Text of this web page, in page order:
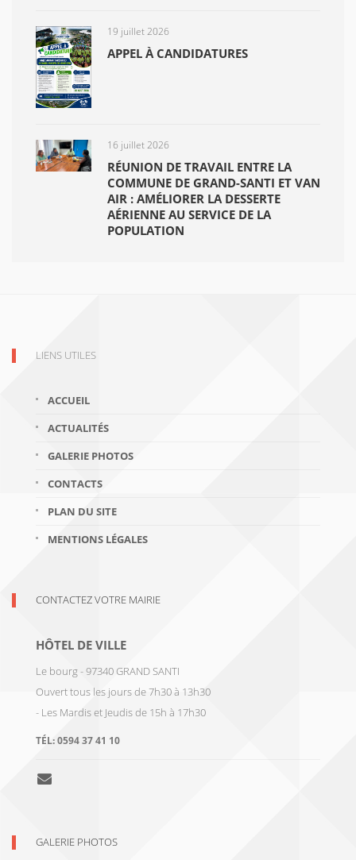
19 juillet 2026
APPEL À CANDIDATURES
16 juillet 2026
RÉUNION DE TRAVAIL ENTRE LA
COMMUNE DE GRAND-SANTI ET VAN
AIR : AMÉLIORER LA DESSERTE
AÉRIENNE AU SERVICE DE LA
POPULATION
LIENS UTILES
ACCUEIL
ACTUALITÉS
GALERIE PHOTOS
CONTACTS
PLAN DU SITE
MENTIONS LÉGALES
CONTACTEZ VOTRE MAIRIE
HÔTEL DE VILLE
Le bourg - 97340 GRAND SANTI
Ouvert tous les jours de 7h30 à 13h30
- Les Mardis et Jeudis de 15h à 17h30
TÉL:0594 37 41 10
GALERIE PHOTOS